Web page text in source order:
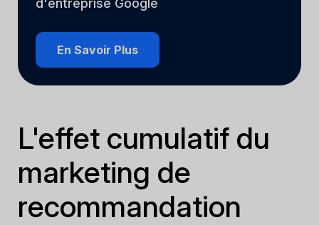
d'entreprise Google
En Savoir Plus
L'effet cumulatif du
marketing de
recommandation